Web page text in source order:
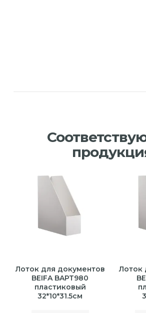
Лоток для документов
BEIFA BAPT980
пластиковый
32*10*31.5см
Лоток